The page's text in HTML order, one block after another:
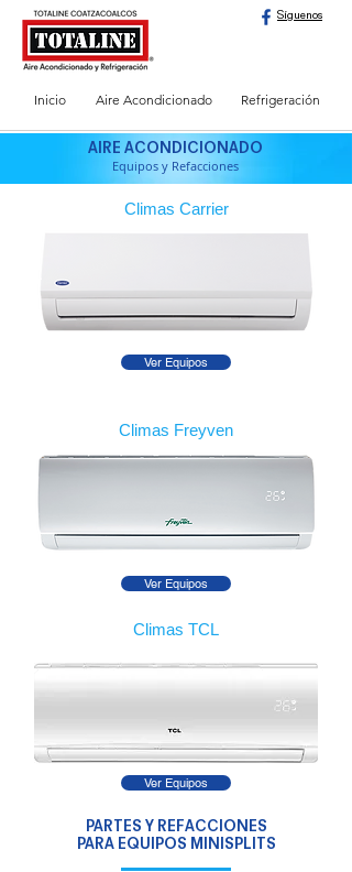
Síguenos
Refrigeración
Aire Acondicionado
Inicio
AIRE ACONDICIONADO
Equipos y Refacciones
Climas Carrier
Ver Equipos
Climas Freyven
Ver Equipos
Climas TCL
Ver Equipos
PARTES Y REFACCIONES
PARA EQUIPOS MINISPLITS